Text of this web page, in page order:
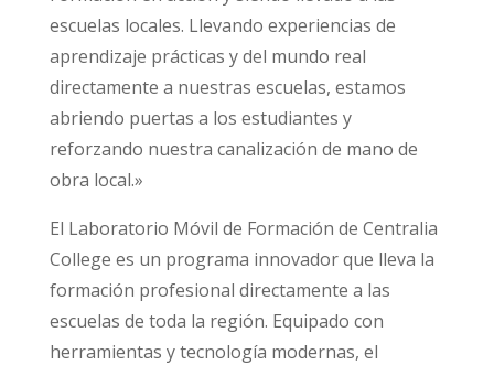
escuelas locales. Llevando experiencias de
aprendizaje prácticas y del mundo real
directamente a nuestras escuelas, estamos
abriendo puertas a los estudiantes y
reforzando nuestra canalización de mano de
obra local.»
El Laboratorio Móvil de Formación de Centralia
College es un programa innovador que lleva la
formación profesional directamente a las
escuelas de toda la región. Equipado con
herramientas y tecnología modernas, el